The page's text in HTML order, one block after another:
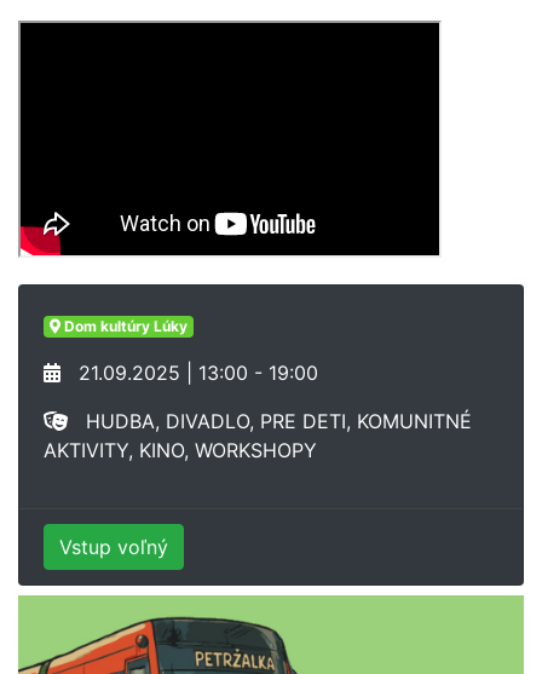
Dom kultúry Lúky
21.09.2025 | 13:00 - 19:00
HUDBA, DIVADLO, PRE DETI, KOMUNITNÉ
AKTIVITY, KINO, WORKSHOPY
Vstup voľný